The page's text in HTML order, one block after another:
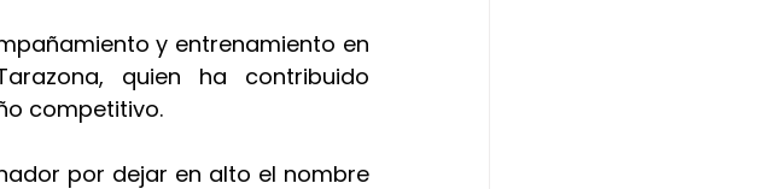
y entrenamiento en
quien ha contribuido
competitivo.
por dejar en alto el nombre